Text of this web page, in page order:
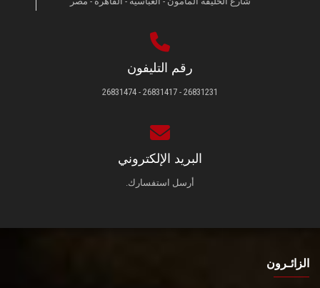
رقم التليفون
26831231 - 26831417 - 26831474
البريد الإلكتروني
أرسل استفسارك.
الزائـرون